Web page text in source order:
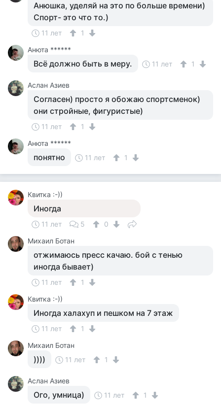
Анюшка, уделяй на это по больше времени)
Спорт- это что то.)
11 лет
1
Анюта ******
Всё должно быть в меру. 11 лет 1
Аслан Азиев
Согласен) просто я обожаю спортсменок)
они стройные, фигуристые)
11 лет
1
Анюта ******
понятно 11 лет 1
Квитка :-))
Иногда
11 лет 5
0
Михаил Ботан
отжимаюсь пресс качаю. бой с тенью
иногда бывает)
11 лет
1
Квитка :-))
Иногда халахуп и пешком на 7 этаж
11 лет
1
Михаил Ботан
)))) 11 лет 1
Аслан Азиев
Ого, умница) 11 лет 1